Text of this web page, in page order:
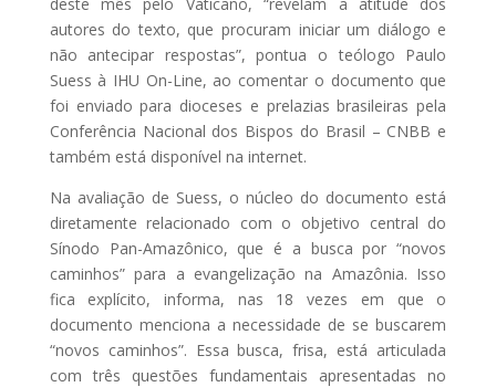
autores do texto, que procuram iniciar um diálogo e
não antecipar respostas”, pontua o teólogo Paulo
Suess à IHU On-Line, ao comentar o documento que
foi enviado para dioceses e prelazias brasileiras pela
Conferência Nacional dos Bispos do Brasil – CNBB e
também está disponível na internet.
Na avaliação de Suess, o núcleo do documento está
diretamente relacionado com o objetivo central do
Sínodo Pan-Amazônico, que é a busca por “novos
caminhos” para a evangelização na Amazônia. Isso
fica explícito, informa, nas 18 vezes em que o
documento menciona a necessidade de se buscarem
“novos caminhos”. Essa busca, frisa, está articulada
com três questões fundamentais apresentadas no